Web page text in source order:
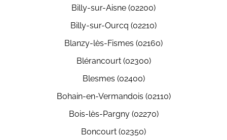
Billy-sur-Aisne (02200)
Billy-sur-Ourcq (02210)
Blanzy-lès-Fismes (02160)
Blérancourt (02300)
Blesmes (02400)
Bohain-en-Vermandois (02110)
Bois-lès-Pargny (02270)
Boncourt (02350)